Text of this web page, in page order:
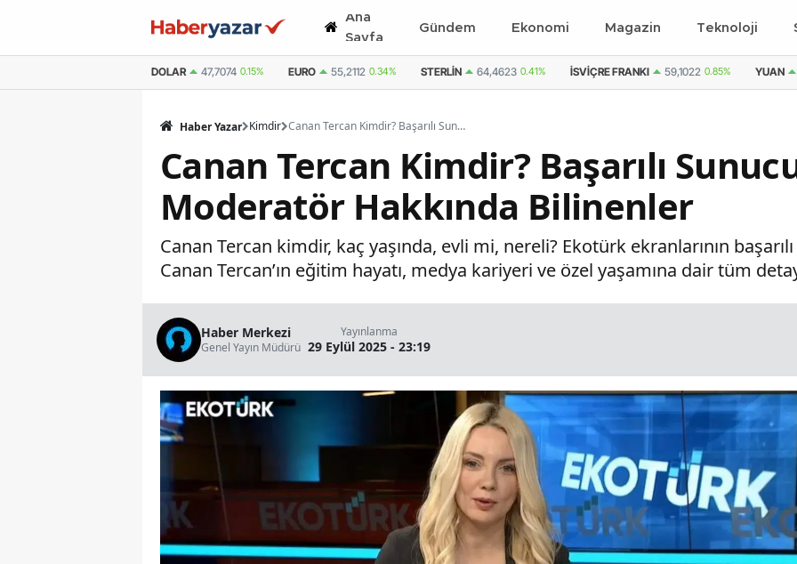
Ana
Sayfa
Gündem Ekonomi Magazin Teknoloji
DOLAR 47,7074 0.15% EURO 55,2112 0.34% STERLIN 64,4623 0.41% İSVIÇRE FRANKI 59,1022 0.85% YUAN
Haber Yazar Kimdir Canan Tercan Kimdir? Başarılı Sunucu ve Moderatör Hakkında Bilinenler
Canan Tercan Kimdir? Başarılı
Moderatör Hakkında Bilinenler
Canan Tercan kimdir, kaç yaşında, evli mi, nereli? Ekotürk ekranlarının
Canan Tercan’ın eğitim hayatı, medya kariyeri ve özel yaşamına dair tüm
Haber Merkezi
Genel Yayın Müdürü
Yayınlanma
29 Eylül 2025 - 23:19